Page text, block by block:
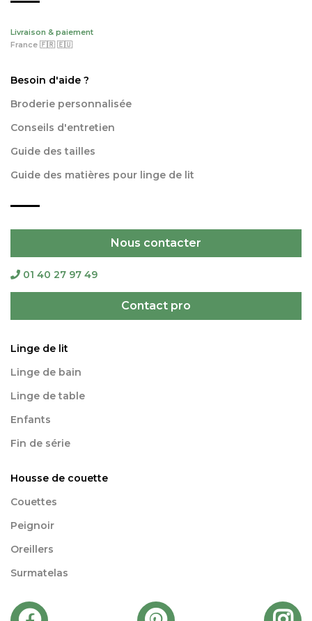
Livraison & paiement
France 🇫🇷 🇪🇺
Besoin d'aide ?
Broderie personnalisée
Conseils d'entretien
Guide des tailles
Guide des matières pour linge de lit
Nous contacter
01 40 27 97 49
Contact pro
Linge de lit
Linge de bain
Linge de table
Enfants
Fin de série
Housse de couette
Couettes
Peignoir
Oreillers
Surmatelas